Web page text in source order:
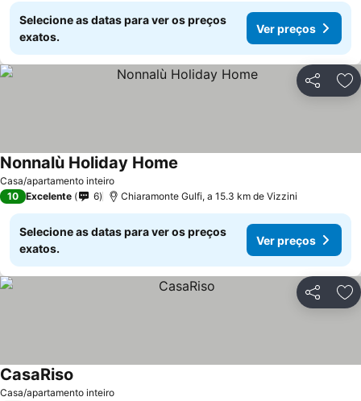
Selecione as datas para ver os preços
exatos.
Ver preços
Partilhar
Casa/apartamento inteiro
Nonnalù Holiday Home
10 Excelente 6 Chiaramonte Gulfi, a 15.3 km de Vizzini
Selecione as datas para ver os preços
exatos.
Ver preços
Partilhar
Casa/apartamento inteiro
CasaRiso